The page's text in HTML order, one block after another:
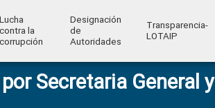
Lucha
contra la
corrupción
Designación
de
Autoridades
Transparencia-
LOTAIP
Secretaria General y